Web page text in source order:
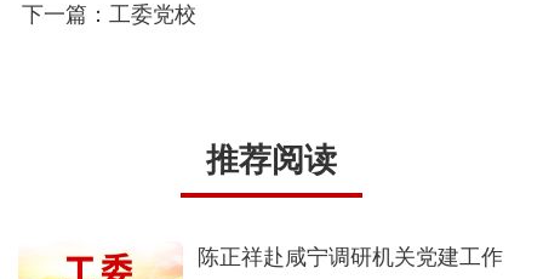
下一篇：工委党校
推荐阅读
陈正祥赴咸宁调研机关党建工作